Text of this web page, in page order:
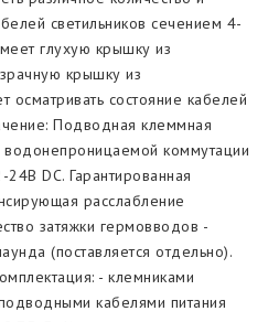
клапаны
воды
светильников сечением 4-
глухую крышку из
крышку из
осматривать состояние кабелей
Подводная клеммная
коммутации
DC. Гарантированная
расслабление
затяжки гермовводов -
(поставляется отдельно).
- клемниками
кабелями питания